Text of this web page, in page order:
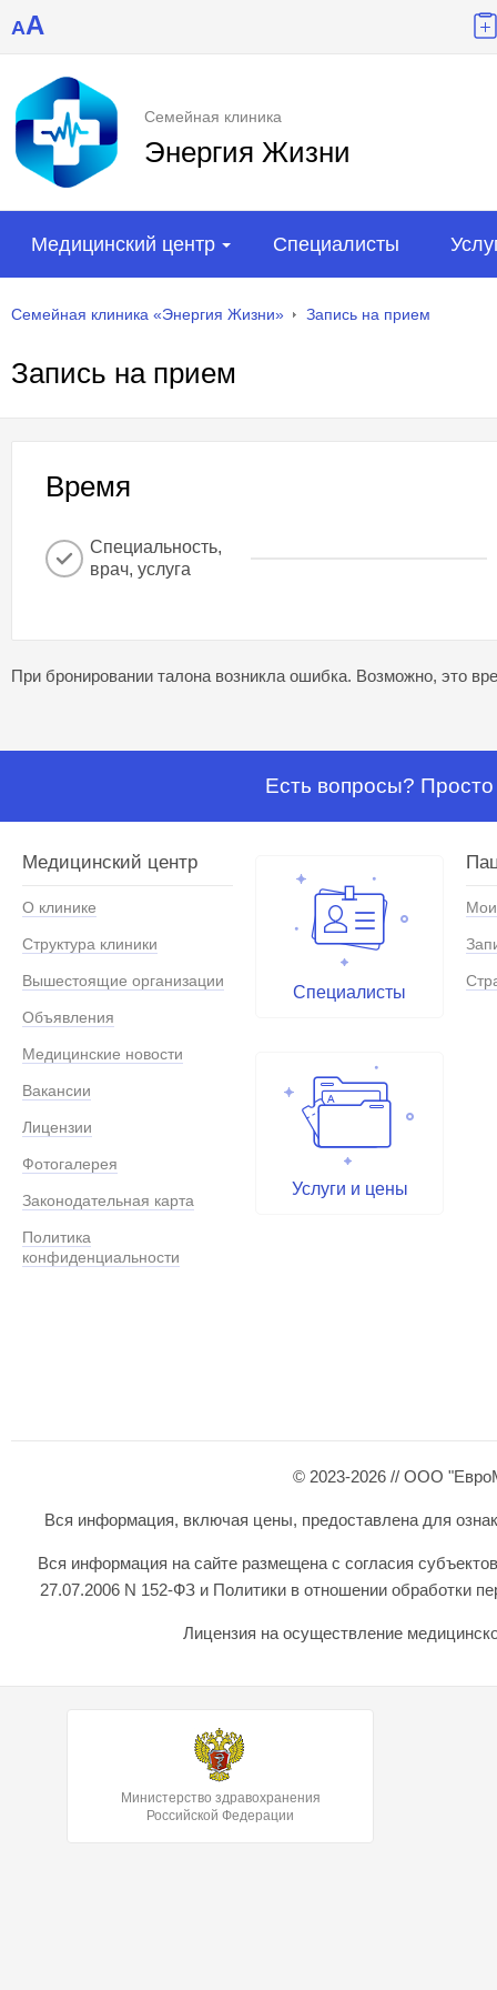
AA
Семейная клиника
Энергия Жизни
Медицинский центр Специалисты
Семейная клиника «Энергия Жизни» Запись на прием
Запись на прием
Время
Специальность,
врач, услуга
При бронировании талона возникла ошибка. Возможно, это
Есть вопросы?
Медицинский центр
О клинике
Структура клиники
Вышестоящие организации
Объявления
Медицинские новости
Вакансии
Лицензии
Фотогалерея
Законодательная карта
Политика
конфиденциальности
Специалисты
Услуги и цены
© 2023-2026 // ООО
Вся информация, включая цены, предоставлена для
Вся информация на сайте размещена с согласия
27.07.2006 N 152-ФЗ и Политики в отношении обработки
Лицензия на осуществление
Министерство здравохранения
Российской Федерации